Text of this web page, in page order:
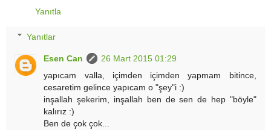
Yanıtla
Yanıtlar
Esen Can
26 Mart 2015 01:29
yapıcam valla, içimden içimden yapmam bitince,
cesaretim gelince yapıcam o "şey"i :)
inşallah şekerim, inşallah ben de sen de hep "böyle"
kalırız :)
Ben de çok çok...